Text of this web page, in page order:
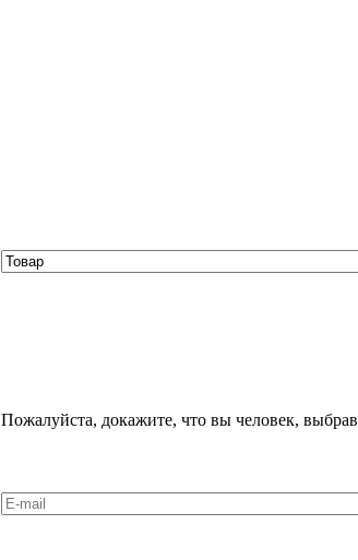
Пожалуйста, докажите, что вы человек, выбрав